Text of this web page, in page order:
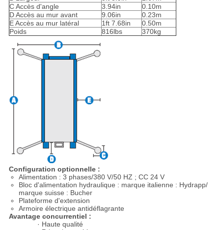
C Accès d'angle
3.94in
0.10m
D Accès au mur avant
9.06in
0.23m
E Accès au mur latéral
1ft 7.68in
0.50m
Poids
816lbs 370kg
Configuration optionnelle :
Alimentation : 3 phases/380 V/50 HZ ; CC 24 V
Bloc d'alimentation hydraulique : marque italienne : Hydrapp/
marque suisse : Bucher
Plateforme d'extension
Armoire électrique antidéflagrante
Avantage concurrentiel :
· Haute qualité